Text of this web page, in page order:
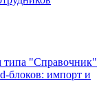
типа "Справочник"
блоков: импорт и